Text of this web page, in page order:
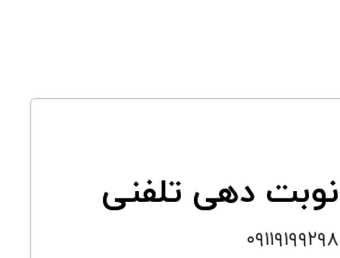
نوبت دهی تلفنی
۰۹۱۱۹۱۹۹۲۹۸